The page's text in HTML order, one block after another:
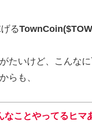
方にはたまらない、戦略
放置してもゲーム...
る
たいけど、こんなに
らも、
なことやってるヒマ